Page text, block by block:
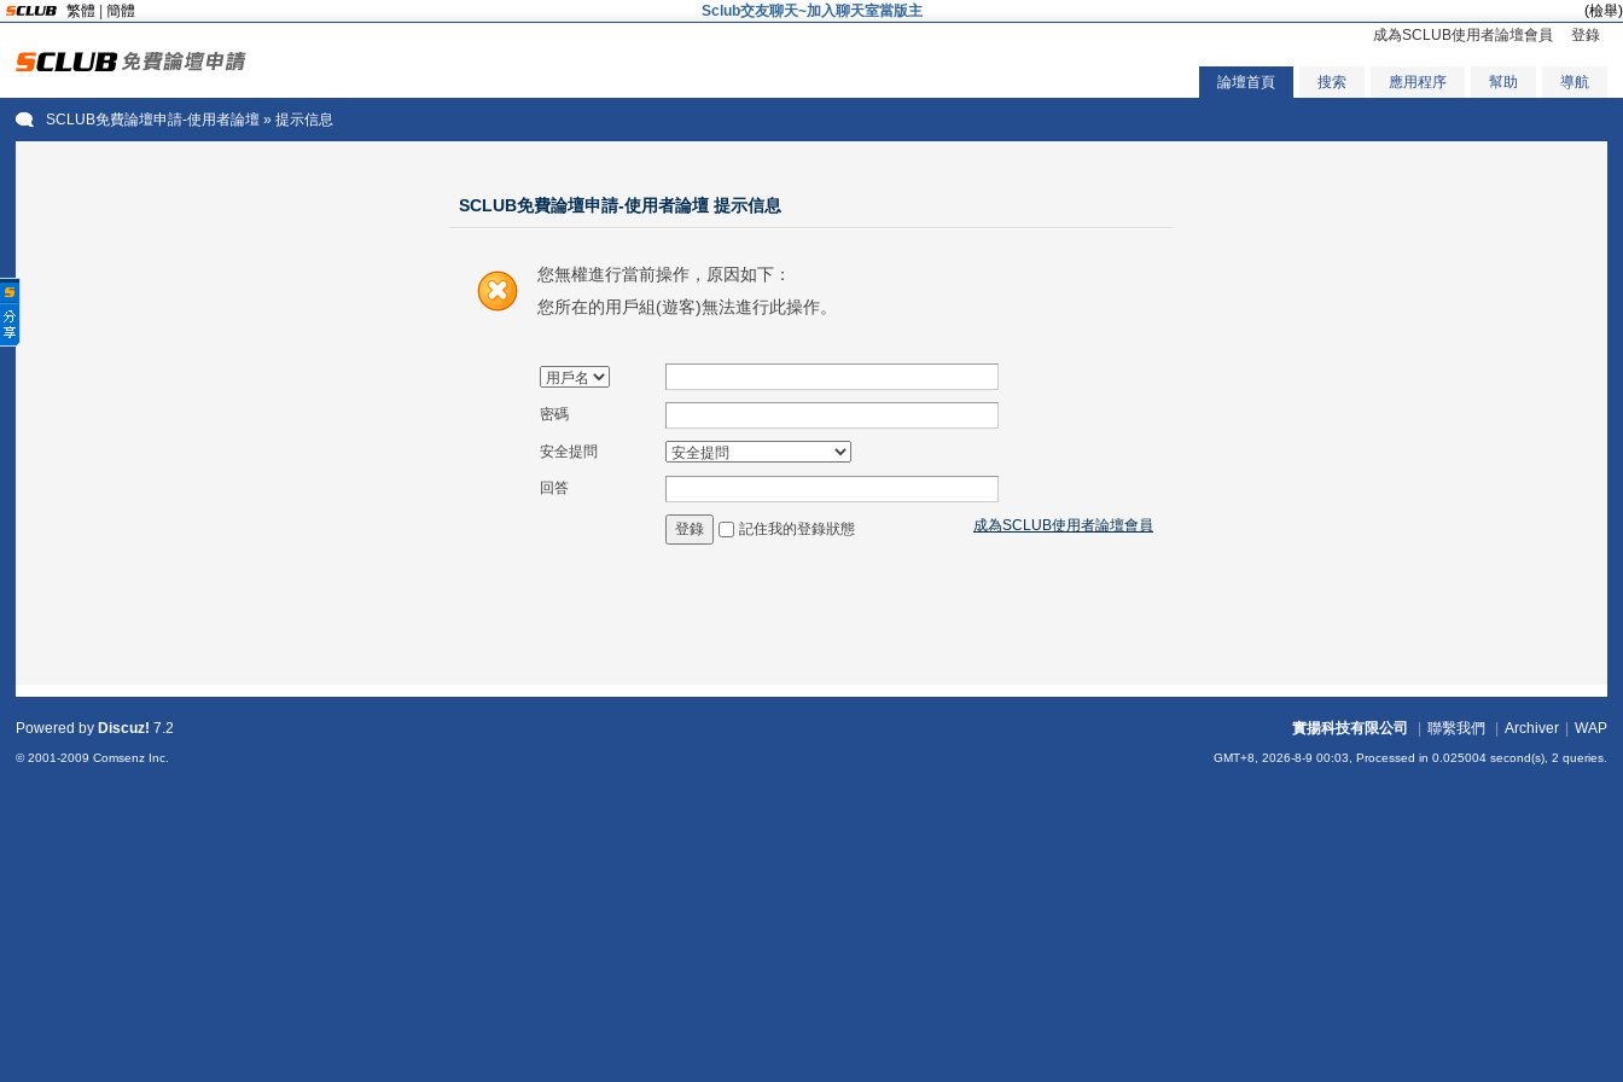
繁體 簡體 Sclub交友聊天~加入聊天室當版主
(檢舉)
成為SCLUB使用者論壇會員
登錄
論壇首頁 搜索 應用程序 幫助 導航
SCLUB免費論壇申請-使用者論壇 » 提示信息
SCLUB免費論壇申請-使用者論壇 提示信息
您無權進行當前操作，原因如下：
您所在的用戶組(遊客)無法進行此操作。
密碼
安全提問
回答
成為SCLUB使用者論壇會員
登錄 記住我的登錄狀態
實揚科技有限公司 聯繫我們 Archiver WAP
GMT+8, 2026-8-9 00:03, Processed in 0.025004 second(s), 2 queries.
Powered by Discuz! 7.2
© 2001-2009Comsenz Inc.